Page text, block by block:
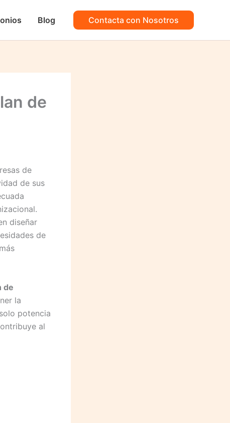
Blog Contacta con Nosotros
de
de
de sus
diseñar
de
de
la
potencia
al